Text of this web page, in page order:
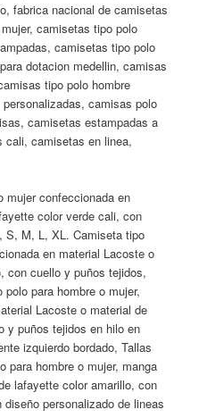
fabrica nacional de camisetas
camisetas tipo polo
camisetas tipo polo
dotacion medellin, camisas
tipo polo hombre
camisas polo
camisetas estampadas a
cali, camisetas en linea,
mujer confeccionada en
color verde cali, con
S, M, L, XL. Camiseta tipo
en material Lacoste o
con cuello y puños tejidos,
para hombre o mujer,
Lacoste o material de
y puños tejidos en hilo en
izquierdo bordado, Tallas
para hombre o mujer, manga
lafayette color amarillo, con
personalizado de lineas